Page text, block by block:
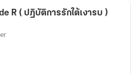
R ( ปฏิบัติการรักใต้เงารบ )